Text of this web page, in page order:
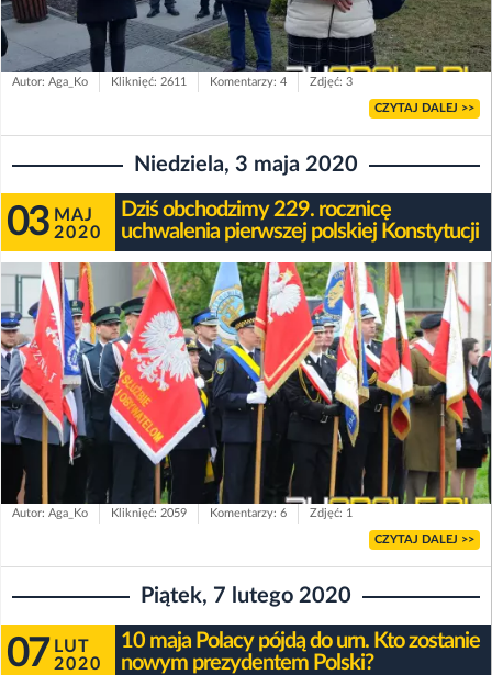
Autor: Aga_Ko Kliknięć: 2611 Komentarzy: 4 Zdjęć: 3
CZYTAJ DALEJ >>
Niedziela, 3 maja 2020
03 MAJ
2020
Dziś obchodzimy 229. rocznicę
uchwalenia pierwszej polskiej Konstytucji
Autor: Aga_Ko Kliknięć: 2059 Komentarzy: 6 Zdjęć: 1
CZYTAJ DALEJ >>
Piątek, 7 lutego 2020
07 LUT
2020
10 maja Polacy pójdą do urn. Kto zostanie
nowym prezydentem Polski?